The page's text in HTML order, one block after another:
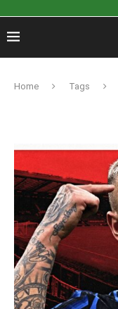
Home Tags